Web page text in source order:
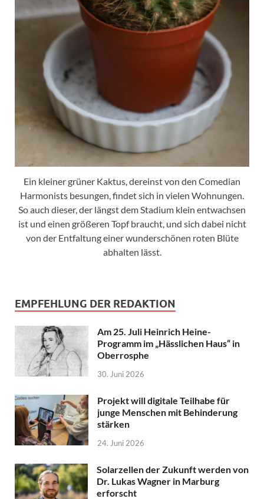
Ein kleiner grüner Kaktus, dereinst von den Comedian
Harmonists besungen, findet sich in vielen Wohnungen.
So auch dieser, der längst dem Stadium klein entwachsen
ist und einen größeren Topf braucht, und sich dabei nicht
von der Entfaltung einer wunderschönen roten Blüte
abhalten lässt.
EMPFEHLUNG DER REDAKTION
Am 25. Juli Heinrich Heine-
Programm im „Hässlichen Haus“ in
Oberrosphe
30. Juni 2026
Projekt will digitale Teilhabe für
junge Menschen mit Behinderung
stärken
24. Juni 2026
Solarzellen der Zukunft werden von
Dr. Lukas Wagner in Marburg
erforscht